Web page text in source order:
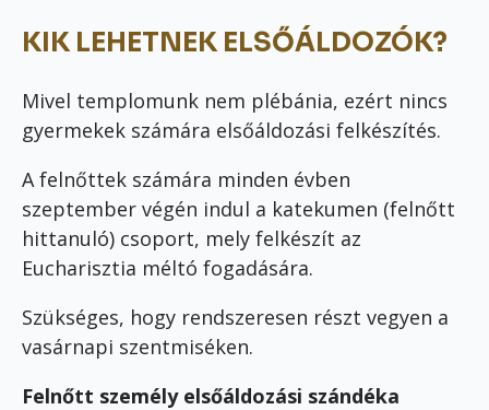
KIK LEHETNEK ELSŐÁLDOZÓK?
Mivel templomunk nem plébánia, ezért nincs
gyermekek számára elsőáldozási felkészítés.
A felnőttek számára minden évben
szeptember végén indul a katekumen (felnőtt
hittanuló) csoport, mely felkészít az
Eucharisztia méltó fogadására.
Szükséges, hogy rendszeresen részt vegyen a
vasárnapi szentmiséken.
Felnőtt személy elsőáldozási szándéka